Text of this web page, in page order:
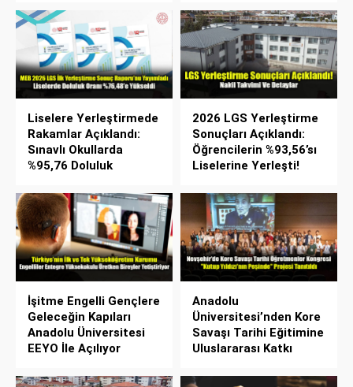
Liselere Yerleştirmede
Rakamlar Açıklandı:
Sınavlı Okullarda
%95,76 Doluluk
2026 LGS Yerleştirme
Sonuçları Açıklandı:
Öğrencilerin %93,56’sı
Liselerine Yerleşti!
İşitme Engelli Gençlere
Geleceğin Kapıları
Anadolu Üniversitesi
EEYO İle Açılıyor
Anadolu
Üniversitesi’nden Kore
Savaşı Tarihi Eğitimine
Uluslararası Katkı